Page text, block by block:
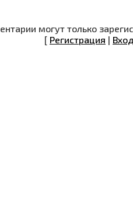
могут только
[ Регистрация | Вход